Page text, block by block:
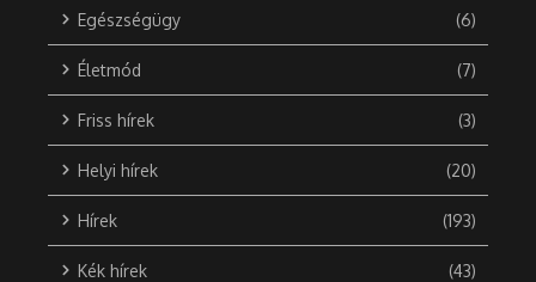
Egészségügy (6)
Életmód (7)
Friss hírek (3)
Helyi hírek (20)
Hírek (193)
Kék hírek (43)